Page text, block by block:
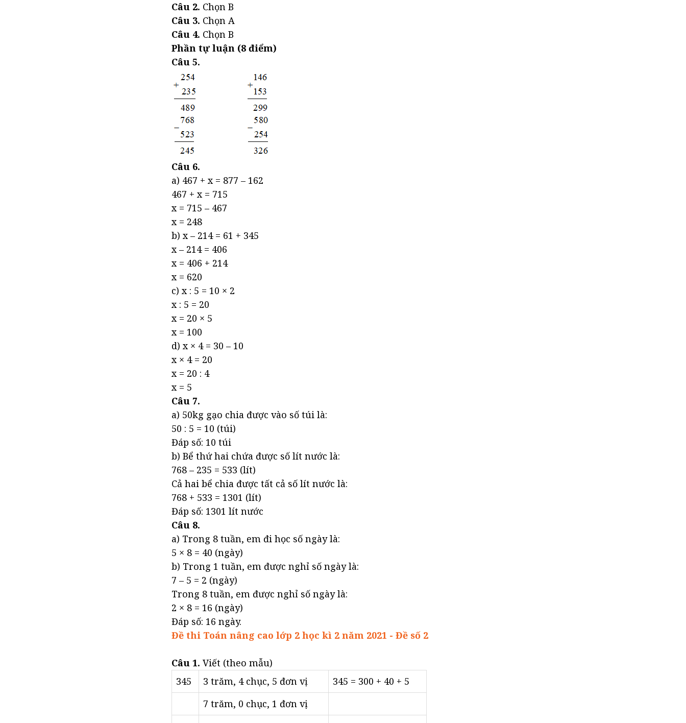
Câu 2. Chọn B
Câu 3. Chọn A
Câu 4. Chọn B
Phần tự luận (8 điểm)
Câu 5.
Câu 6.
a) 467 + x = 877 – 162
467 + x = 715
x = 715 – 467
x = 248
b) x – 214 = 61 + 345
x – 214 = 406
x = 406 + 214
x = 620
c) x : 5 = 10 × 2
x : 5 = 20
x = 20 × 5
x = 100
d) x × 4 = 30 – 10
x × 4 = 20
x = 20 : 4
x = 5
Câu 7.
a) 50kg gạo chia được vào số túi là:
50 : 5 = 10 (túi)
Đáp số: 10 túi
b) Bể thứ hai chứa được số lít nước là:
768 – 235 = 533 (lít)
Cả hai bể chia được tất cả số lít nước là:
768 + 533 = 1301 (lít)
Đáp số: 1301 lít nước
Câu 8.
a) Trong 8 tuần, em đi học số ngày là:
5 × 8 = 40 (ngày)
b) Trong 1 tuần, em được nghỉ số ngày là:
7 – 5 = 2 (ngày)
Trong 8 tuần, em được nghỉ số ngày là:
2 × 8 = 16 (ngày)
Đáp số: 16 ngày.
Đề thi Toán nâng cao lớp 2 học kì 2 năm 2021 - Đề số 2
Câu 1. Viết (theo mẫu)
345
3 trăm, 4 chục, 5 đơn vị
345 = 300 + 40 + 5
7 trăm, 0 chục, 1 đơn vị